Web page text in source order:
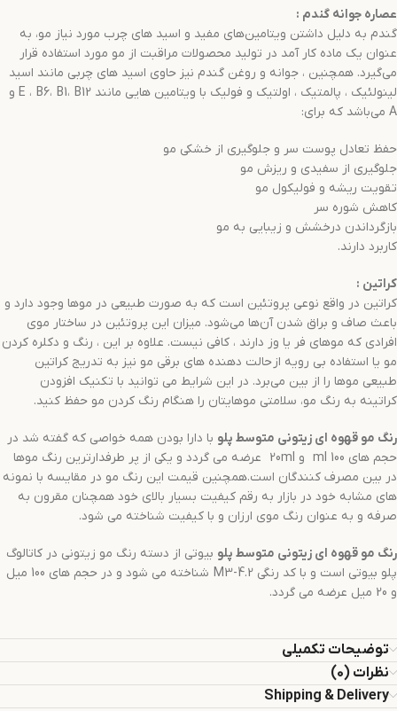
عصاره جوانه گندم :
گندم به دلیل داشتن ویتامین‌های مفید و اسید های چرب مورد نیاز مو، به
عنوان یک ماده کار آمد در تولید محصولات مراقبت از مو مورد استفاده قرار
می‌گیرد. همچنین ، جوانه و روغن گندم نیز حاوی اسید های چربی مانند اسید
لینولئیک ، پالمتیک ، اولتیک و فولیک با ویتامین هایی مانند E ، B6، B1، B12 و
A می‌باشد که برای:
حفظ تعادل پوست سر و جلوگیری از خشکی مو
جلوگیری از سفیدی و ریزش مو
تقویت ریشه و فولیکول مو
کاهش شوره سر
بازگرداندن درخشش و زیبایی به مو
کاربرد دارند.
کراتین :
کراتین در واقع نوعی پروتئین است که به صورت طبیعی در موها وجود دارد و
باعث صاف و براق شدن آن‌ها می‌شود. میزان این پروتئین در ساختار موی
افرادی که موهای فر یا وز دارند ، کافی نیست. علاوه بر این ، رنگ و دکلره کردن
مو یا استفاده بی رویه از حالت دهنده های برقی مو نیز به تدریج کراتین
طبیعی موها را از بین می‌برد. در این شرایط می توانید با تکنیک افزودن
کراتینه به رنگ مو، سلامتی موهایتان را هنگام رنگ کردن مو حفظ کنید.
رنگ مو قهوه ای زیتونی متوسط پلو با دارا بودن همه خواصی که گفته شد در
حجم های 100 ml و 20ml عرضه می گردد و یکی از پر طرفدارترین رنگ موها
در بین مصرف کنندگان است.همچنین قیمت این رنگ مو در مقایسه با نمونه
های مشابه خود در بازار به رقم کیفیت بسیار بالای خود همچنان مقرون به
صرفه و به عنوان رنگ موی ارزان و با کیفیت شناخته می شود.
رنگ مو قهوه ای زیتونی متوسط پلو بیوتی از دسته رنگ مو زیتونی در کاتالوگ
پلو بیوتی است و با کد رنگی M3-4.2 شناخته می شود و در حجم های 100 میل
و 20 میل عرضه می گردد.
توضیحات تکمیلی
نظرات (0)
Shipping & Delivery